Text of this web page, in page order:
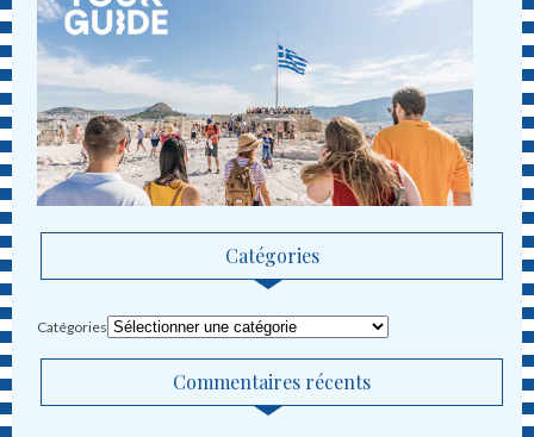
Catégories
Catégories
Commentaires récents